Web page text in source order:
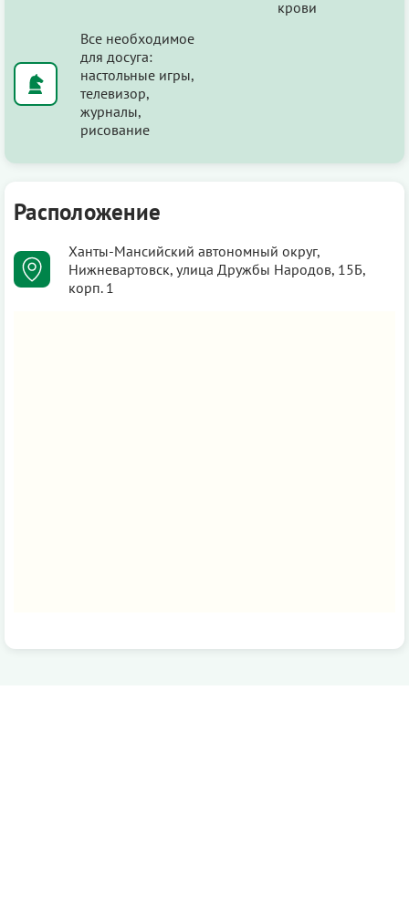
крови
Все необходимое
для досуга:
настольные игры,
телевизор,
журналы,
рисование
Расположение
Ханты-Мансийский автономный округ,
Нижневартовск, улица Дружбы Народов, 15Б,
корп. 1